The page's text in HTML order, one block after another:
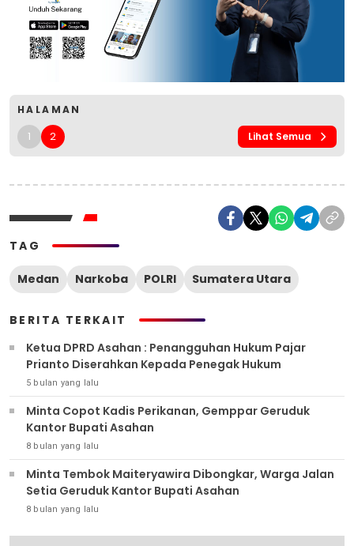
HALAMAN
1 2 Lihat Semua
TAG
Medan Narkoba POLRI Sumatera Utara
BERITA TERKAIT
Ketua DPRD Asahan : Penangguhan Hukum Pajar
Prianto Diserahkan Kepada Penegak Hukum
5 bulan yang lalu
Minta Copot Kadis Perikanan, Gemppar Geruduk
Kantor Bupati Asahan
8 bulan yang lalu
Minta Tembok Maiteryawira Dibongkar, Warga Jalan
Setia Geruduk Kantor Bupati Asahan
8 bulan yang lalu